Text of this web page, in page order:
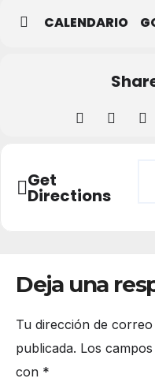
CALENDARIO
Get
Directions
Deja una
Tu dirección de
publicada. Los
con *